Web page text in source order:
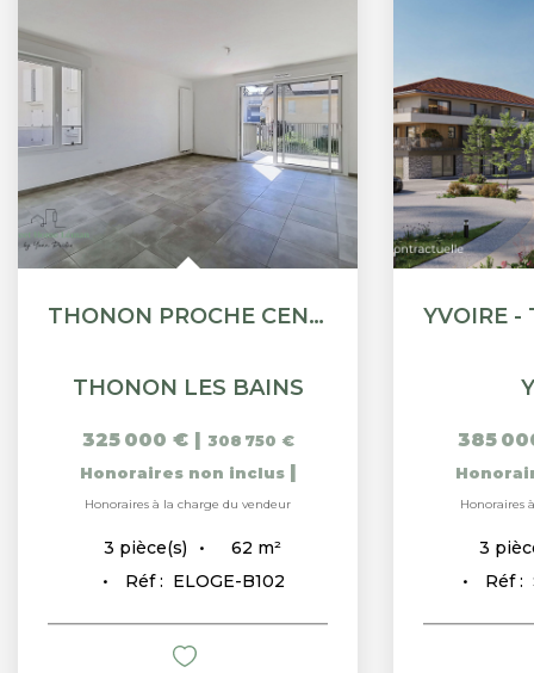
THONON PROCHE CENTRE
THONON LES BAINS
325 000 € | 308 750 €
Honoraires non inclus |
Honoraires à la charge du vendeur
3 pièce(s) 62 m²
Réf : ELOGE-B102
385
Honoraires
3
Réf :